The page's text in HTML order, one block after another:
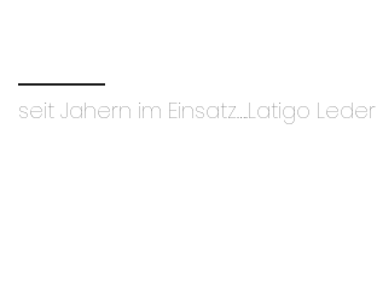
seit Jahern im Einsatz….Latigo Leder